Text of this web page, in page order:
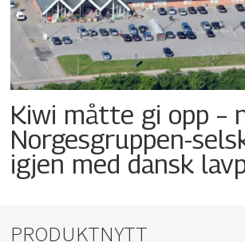
Kiwi måtte gi opp –
Norgesgruppen-
igjen med dansk
PRODUKTNYTT